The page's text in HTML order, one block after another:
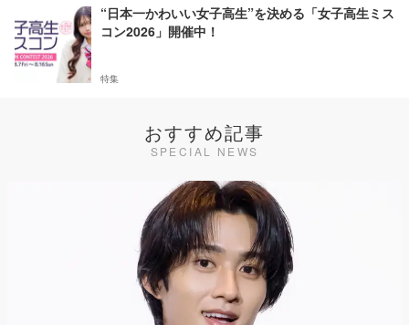
“日本一かわいい女子高生”を決める「女子高生ミス
コン2026」開催中！
特集
おすすめ記事
SPECIAL NEWS